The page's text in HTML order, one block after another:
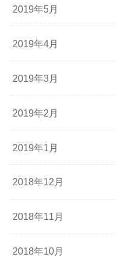
2019年5月
2019年4月
2019年3月
2019年2月
2019年1月
2018年12月
2018年11月
2018年10月